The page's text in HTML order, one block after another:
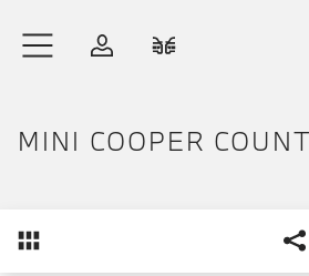
Anmelden
MINI COOPER